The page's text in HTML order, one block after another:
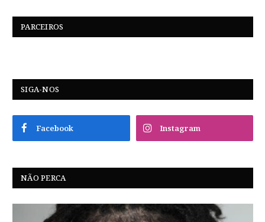
PARCEIROS
SIGA-NOS
Facebook Instagram
NÃO PERCA